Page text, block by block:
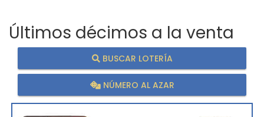
Últimos décimos a la venta
BUSCAR LOTERÍA
NÚMERO AL AZAR